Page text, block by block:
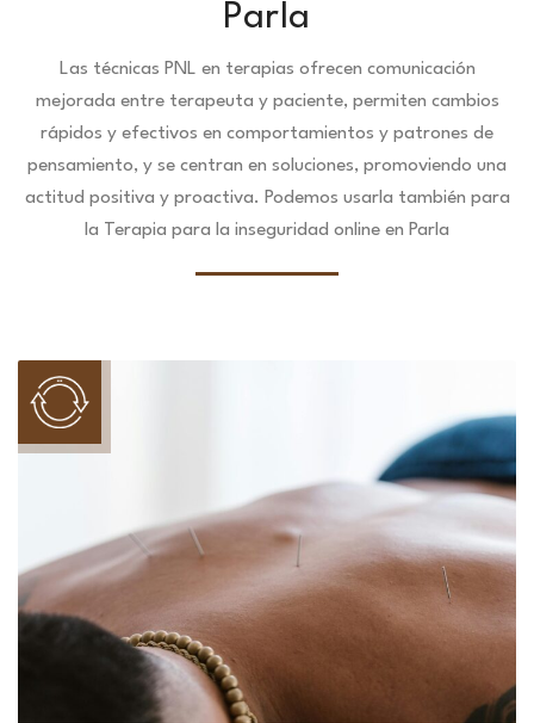
Parla
Las técnicas PNL en terapias ofrecen comunicación
mejorada entre terapeuta y paciente, permiten cambios
rápidos y efectivos en comportamientos y patrones de
pensamiento, y se centran en soluciones, promoviendo una
actitud positiva y proactiva. Podemos usarla también para
la Terapia para la inseguridad online en Parla